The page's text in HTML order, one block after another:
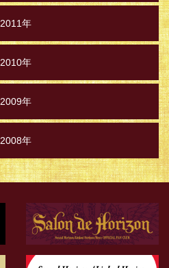
2011年
2010年
2009年
2008年